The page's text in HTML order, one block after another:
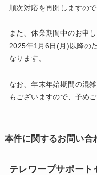
順次対応を再開しますの
また、休業期間中のお申
2025年1月6日(月)以降の
なります。
なお、年末年始期間の混
もございますので、予め
本件に関するお問い合
テレワープサポート